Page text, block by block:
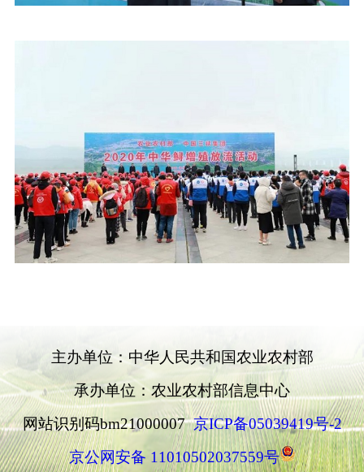
主办单位：中华人民共和国农业农村部
承办单位：农业农村部信息中心
网站识别码bm21000007京ICP备05039419号-2
京公网安备 11010502037559号